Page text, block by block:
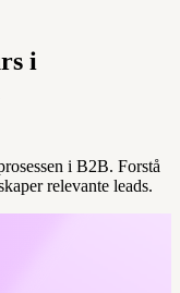
i
i B2B. Forstå
relevante leads.